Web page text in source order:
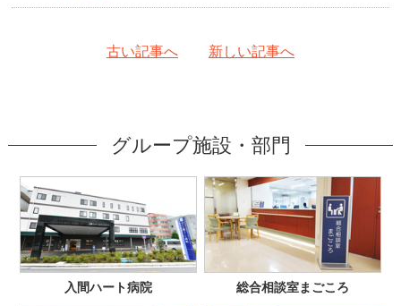
古い記事へ 新しい記事へ
グループ施設・部門
入間ハート病院 総合相談室まごころ